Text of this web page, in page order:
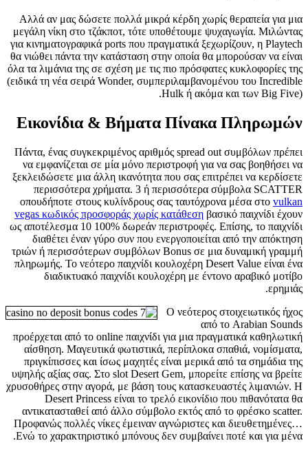
Αλλά αν μας δώσετε πολλά μικρά κέρδη χωρίς θεραπεία για μια
μεγάλη νίκη στο τζάκποτ, τότε υποθέτουμε ψυχαγωγία. Μιλώντας
για κινηματογραφικά ports που πραγματικά ξεχωρίζουν, η Playtech
θα νιώθει πάντα την κατάσταση στην οποία θα μπορούσαν να είναι
όλα τα λιμάνια της σε σχέση με τις πιο πρόσφατες κυκλοφορίες της
(ειδικά τη νέα σειρά Wonder, συμπεριλαμβανομένου του Incredible
Hulk ή ακόμα και των Big Five).
Εικονίδια & Βήματα Πίνακα Πληρωμών
Πάντα, ένας συγκεκριμένος αριθμός spread out συμβόλων πρέπει
να εμφανίζεται σε μία μόνο περιστροφή για να σας βοηθήσει να
ξεκλειδώσετε μια άλλη ικανότητα που σας επιτρέπει να κερδίσετε
περισσότερα χρήματα. 3 ή περισσότερα σύμβολα SCATTER
οπουδήποτε στους κυλίνδρους σας ταυτόχρονα μέσα στο vulkan
vegas κωδικός προσφοράς χωρίς κατάθεση βασικό παιχνίδι έχουν
ως αποτέλεσμα 10 100% δωρεάν περιστροφές. Επίσης, το παιχνίδι
διαθέτει έναν γύρο συν που ενεργοποιείται από την απόκτηση
τριών ή περισσότερων συμβόλων Bonus σε μια δυναμική γραμμή
πληρωμής. Το νεότερο παιχνίδι κουλοχέρη Desert Value είναι ένα
διαδικτυακό παιχνίδι κουλοχέρη με έντονο αραβικό μοτίβο
ερημιάς.
Ο νεότερος στοιχειωτικός ήχος
από το Arabian Sounds
προέρχεται από το online παιχνίδι για μια πραγματικά καθηλωτική
αίσθηση. Μαγευτικά φωτιστικά, περίπλοκα σπαθιά, νομίσματα,
πριγκίπισσες και ίσως μαχητές είναι μερικά από τα σημάδια της
υψηλής αξίας σας. Στο slot Desert Gem, μπορείτε επίσης να βρείτε
χρυσοθήρες στην αγορά, με βάση τους κατασκευαστές λιμανιών. Η
Desert Princess είναι το τρελό εικονίδιο που πιθανότατα θα
αντικατασταθεί από άλλο σύμβολο εκτός από το φρέσκο ​​scatter.
Προφανώς πολλές νίκες έμειναν αγνώριστες και διευθετημένες…
Ενώ το χαρακτηριστικό μπόνους δεν συμβαίνει ποτέ και για μένα.